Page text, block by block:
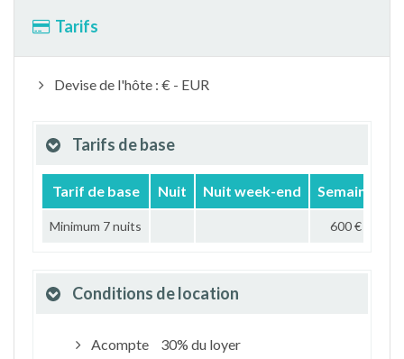
Tarifs
Devise de l'hôte : € - EUR
Tarifs de base
Tarif de base Nuit Nuit week-end Semaine
Minimum 7 nuits 600 €
Conditions de location
Acompte
30% du loyer